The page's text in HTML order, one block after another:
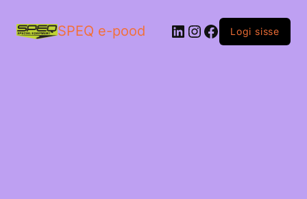
SPEQ e-pood LinkedIn
Instagram
Facebook
Logi sisse